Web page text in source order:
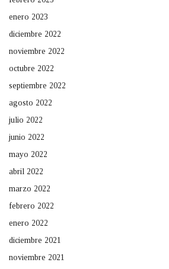
enero 2023
diciembre 2022
noviembre 2022
octubre 2022
septiembre 2022
agosto 2022
julio 2022
junio 2022
mayo 2022
abril 2022
marzo 2022
febrero 2022
enero 2022
diciembre 2021
noviembre 2021